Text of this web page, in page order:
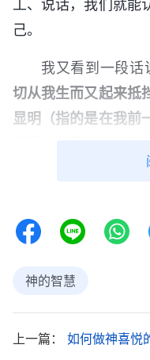
工、说话，我们就
己。
我又看到一段话
切从我生而又起来抵
显明（指的是在我前
无形无像的、高不
识我，不能为我作那
天的形像，一点不难
走出来，不要中了撒
平凡将一切真信与假
神的智慧
上一篇： 如何做神喜悦